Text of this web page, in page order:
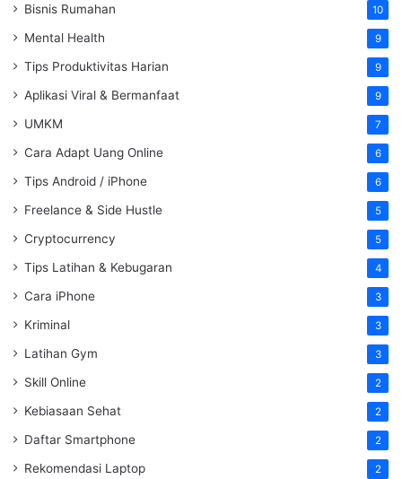
Bisnis Rumahan 10
Mental Health 9
Tips Produktivitas Harian 9
Aplikasi Viral & Bermanfaat 9
UMKM 7
Cara Adapt Uang Online 6
Tips Android / iPhone 6
Freelance & Side Hustle 5
Cryptocurrency 5
Tips Latihan & Kebugaran 4
Cara iPhone 3
Kriminal 3
Latihan Gym 3
Skill Online 2
Kebiasaan Sehat 2
Daftar Smartphone 2
Rekomendasi Laptop 2